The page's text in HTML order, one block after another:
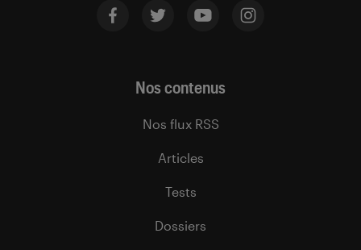
Nos contenus
Nos flux RSS
Articles
Tests
Dossiers